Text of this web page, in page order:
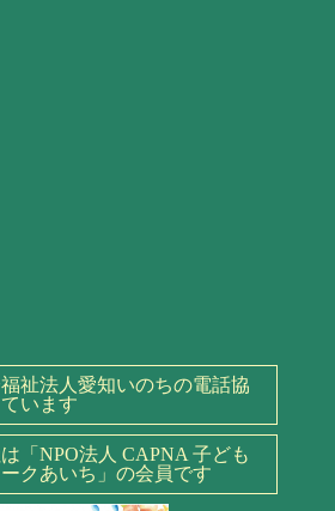
祉法人愛知いのちの電話協
います
「NPO法人 CAPNA 子ども
クあいち」の会員です